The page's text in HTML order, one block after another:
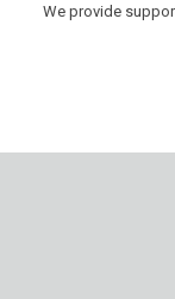
We provide